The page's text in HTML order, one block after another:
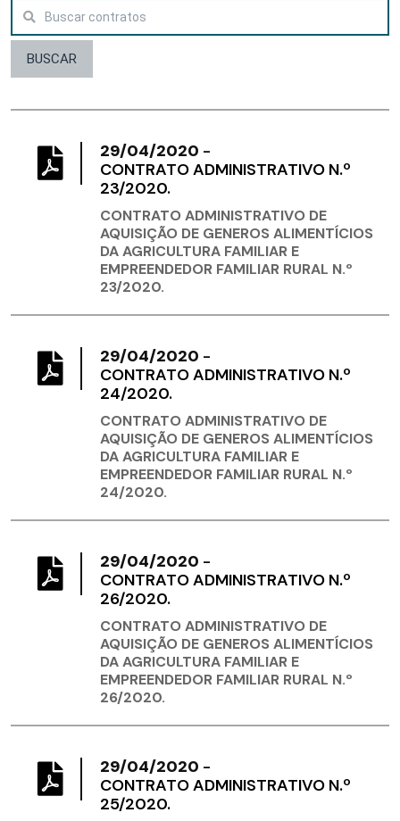
BUSCAR
29/04/2020 -
CONTRATO ADMINISTRATIVO N.º
23/2020.
CONTRATO ADMINISTRATIVO DE
AQUISIÇÃO DE GENEROS ALIMENTÍCIOS
DA AGRICULTURA FAMILIAR E
EMPREENDEDOR FAMILIAR RURAL N.º
23/2020.
29/04/2020 -
CONTRATO ADMINISTRATIVO N.º
24/2020.
CONTRATO ADMINISTRATIVO DE
AQUISIÇÃO DE GENEROS ALIMENTÍCIOS
DA AGRICULTURA FAMILIAR E
EMPREENDEDOR FAMILIAR RURAL N.º
24/2020.
29/04/2020 -
CONTRATO ADMINISTRATIVO N.º
26/2020.
CONTRATO ADMINISTRATIVO DE
AQUISIÇÃO DE GENEROS ALIMENTÍCIOS
DA AGRICULTURA FAMILIAR E
EMPREENDEDOR FAMILIAR RURAL N.º
26/2020.
29/04/2020 -
CONTRATO ADMINISTRATIVO N.º
25/2020.